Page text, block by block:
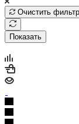
Очистить фильтр
Показать